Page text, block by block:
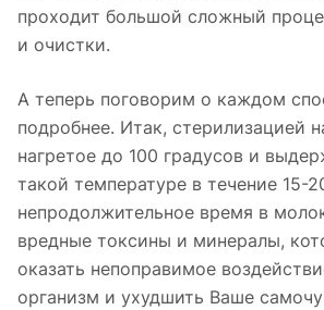
проходит большой сложный
и очистки.
А теперь поговорим о каждом
подробнее. Итак, стерилизацией
нагретое до 100 градусов и
такой температуре в течение 15-
непродолжительное время в
вредные токсины и минералы,
оказать непоправимое
организм и ухудшить Ваше